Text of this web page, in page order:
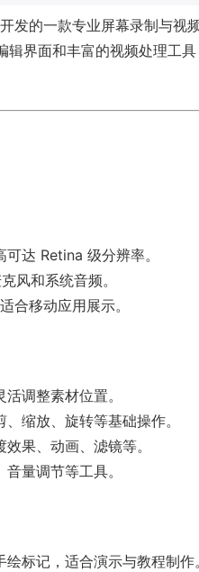
发的一款专业屏幕录制与视
辑界面和丰富的视频处理工
达 Retina 级分辨率。
风和系统音频。
合移动应用展示。
调整素材位置。
缩放、旋转等基础操作。
果、动画、滤镜等。
量调节等工具。
绘标记，适合演示与教程制作。